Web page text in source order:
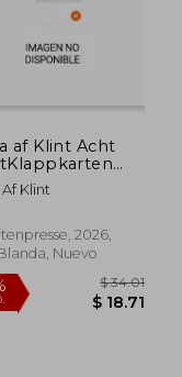
45%
dcto. $
af Klint Acht
Klint
2026,
Nuevo